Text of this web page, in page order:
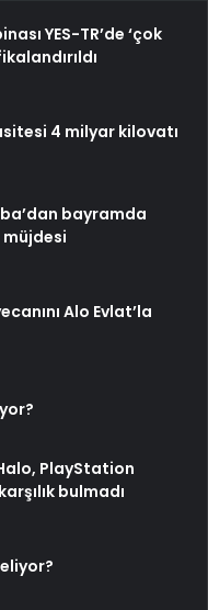
YES-TR’de ‘çok
4 milyar kilovatı
bayramda
müjdesi
Alo Evlat’la
PlayStation
bulmadı